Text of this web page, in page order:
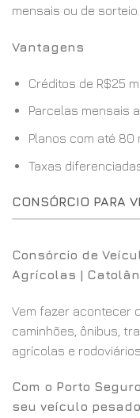
mensais ou de sorteio.
Vantagens
Créditos de R$25
Parcelas mensais
Planos com até 80
Taxas
CONSÓRCIO PARA
Consórcio de
Agrícolas |
Vem fazer acontecer
caminhões, ônibus,
agrícolas e rodoviários.
Com o Porto
seu veículo